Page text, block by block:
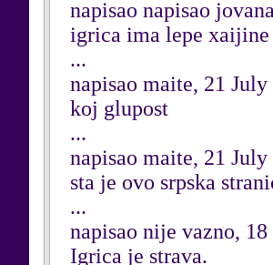
napisao napisao
igrica ima lepe xaijine
...
napisao maite, 21 July
koj glupost
...
napisao maite, 21 July
sta je ovo srpska
...
napisao nije vazno,
Igrica je strava.